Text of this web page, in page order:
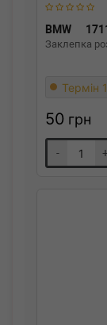
BMW
Заклепка
Термін
50 грн
- +